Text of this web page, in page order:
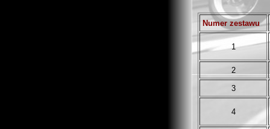
Numer zestawu
1
2
3
4